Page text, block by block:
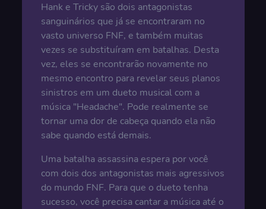
Hank e Tricky são dois antagonistas
sanguinários que já se encontraram no
vasto universo FNF, e também muitas
vezes se substituíram em batalhas. Desta
vez, eles se encontrarão novamente no
mesmo encontro para revelar seus planos
sinistros em um dueto musical com a
música "Headache". Pode realmente se
tornar uma dor de cabeça quando ela não
sabe quando está demais.
Uma batalha assassina espera por você
com dois dos antagonistas mais agressivos
do mundo FNF. Para que o dueto tenha
sucesso, você precisa cantar a música até o